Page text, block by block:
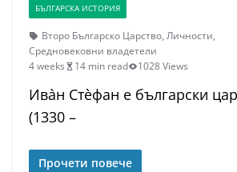
БЪЛГАРСКА ИСТОРИЯ
Второ Българско Царство, Личности,
Средновековни владетели
4 weeks
14 min read 1028 Views
Ива̀н Стѐфан е български
(1330 –
Прочети повече